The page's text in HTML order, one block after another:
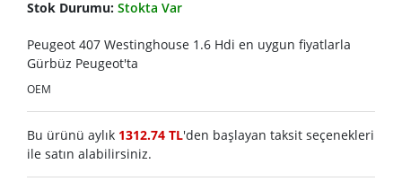
Stok Durumu: Stokta Var
Peugeot 407 Westinghouse 1.6 Hdi en uygun fiyatlarla
Gürbüz Peugeot'ta
OEM
Bu ürünü aylık 1312.74 TL'den başlayan taksit seçenekleri
ile satın alabilirsiniz.